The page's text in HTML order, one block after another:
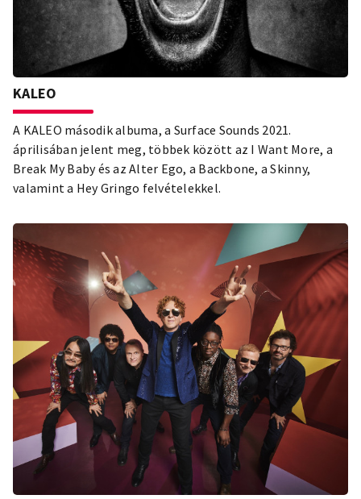
KALEO
A KALEO második albuma, a Surface Sounds 2021.
áprilisában jelent meg, többek között az I Want More, a
Break My Baby és az Alter Ego, a Backbone, a Skinny,
valamint a Hey Gringo felvételekkel.